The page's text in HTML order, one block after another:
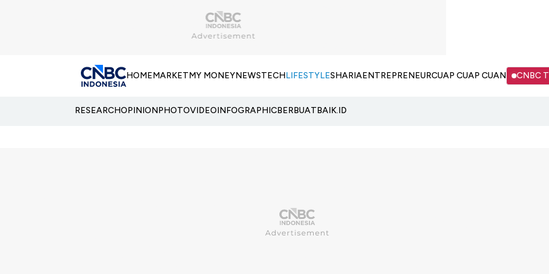
HOMEMARKETMY MONEYNEWSTECHLIFESTYLESHARIAENTREPRENEURCUAP CUAP CUAN CNBC
RESEARCHOPINIONPHOTOVIDEOINFOGRAPHICBERBUATBAIK.ID